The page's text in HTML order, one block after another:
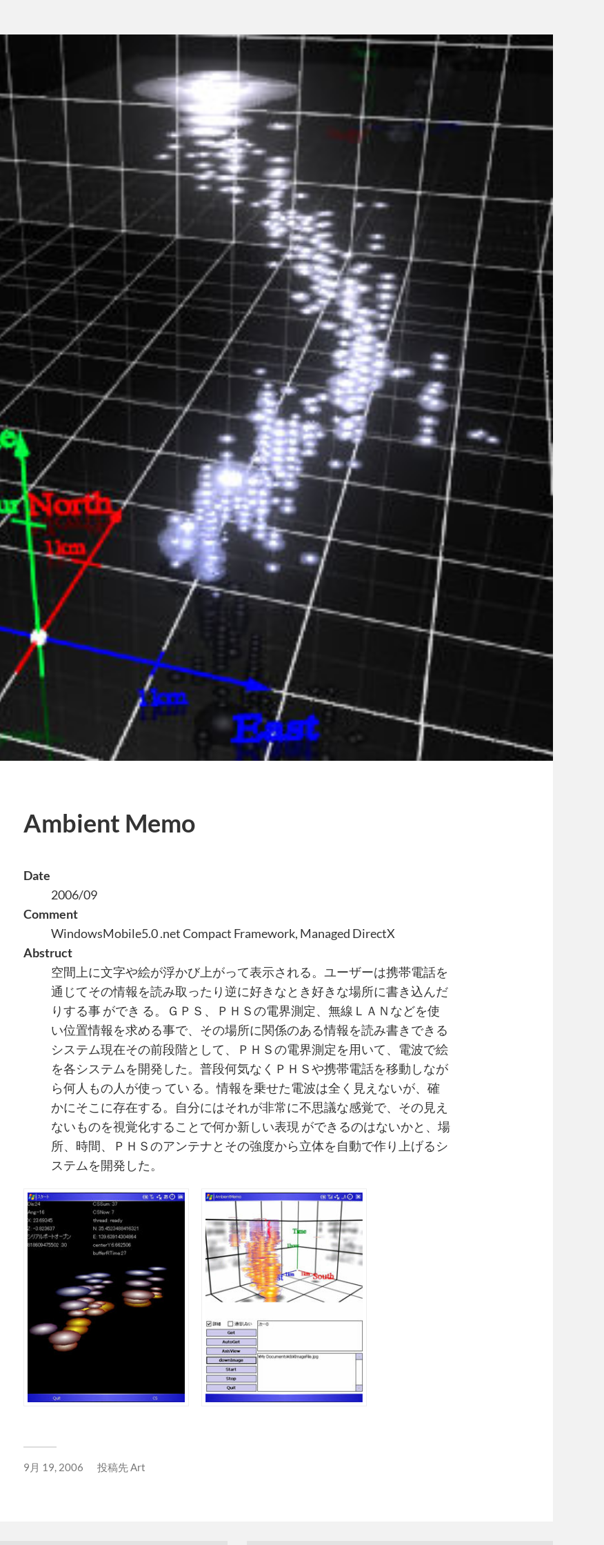
Ambient Memo
Date
2006/09
Comment
WindowsMobile5.0 .net Compact Framework, Managed DirectX
Abstruct
空間上に文字や絵が浮かび上がって表示される。ユーザーは携帯電話を
通じてその情報を読み取ったり逆に好きなとき好きな場所に書き込んだ
りする事 ができ る。ＧＰＳ、ＰＨＳの電界測定、無線ＬＡＮなどを使
い位置情報を求める事で、その場所に関係のある情報を読み書きできる
システム現在その前段階として、ＰＨＳの電界測定を用いて、電波で絵
を各システムを開発した。普段何気なくＰＨＳや携帯電話を移動しなが
ら何人もの人が使っ てい る。情報を乗せた電波は全く見えないが、確
かにそこに存在する。自分にはそれが非常に不思議な感覚で、その見え
ないものを視覚化することで何か新しい表現 ができるのはないかと、場
所、時間、ＰＨＳのアンテナとその強度から立体を自動で作り上げるシ
ステムを開発した。
9月 19, 2006 投稿先Art